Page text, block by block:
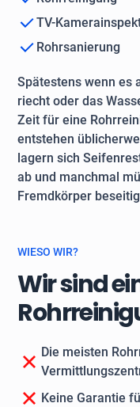
TV-
Rohrsanierung
Spätestens wenn es
riecht oder das
Zeit für eine
entstehen
lagern sich
ab und manchmal
Fremdkörper
WIESO WIR?
Wir sind
Die meisten
Keine Garantie